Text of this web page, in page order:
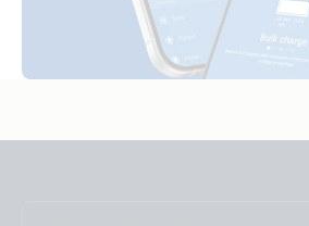
Inverter 48V 2000VA Smart (front)